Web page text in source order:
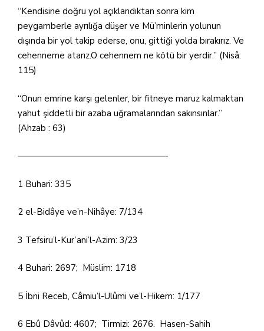
“Kendisine doğru yol açıklandıktan sonra kim
peygamberle ayrılığa düşer ve Mü’minlerin yolunun
dışında bir yol takip ederse, onu, gittiği yolda bırakırız. Ve
cehenneme atarız.O cehennem ne kötü bir yerdir.” (Nisâ:
115)
“Onun emrine karşı gelenler, bir fitneye maruz kalmaktan
yahut şiddetli bir azaba uğramalarından sakınsınlar.”
(Ahzab : 63)
—————————————————
1 Buhari: 335
2 el-Bidâye ve’n-Nihâye: 7/134
3 Tefsiru’l-Kur’ani’l-Azim: 3/23
4 Buhari: 2697; Müslim: 1718
5 İbni Receb, Câmiu’l-Ulûmi ve’l-Hikem: 1/177
6 Ebû Dâvûd: 4607; Tirmizi: 2676. Hasen-Sahih